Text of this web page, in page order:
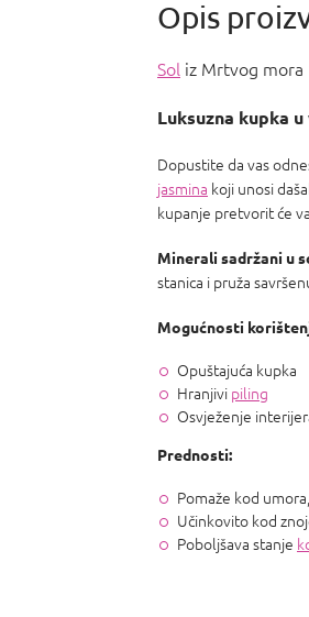
Sol iz Mrtvog mora
Luksuzna kupka
Dopustite da vas
jasmina koji unosi
kupanje pretvorit će
Minerali sadržani u
stanica i pruža
Mogućnosti
Opuštajuća kupka
Hranjivi piling
Osvježenje
Prednosti:
Pomaže kod
Učinkovito kod
Poboljšava stanje